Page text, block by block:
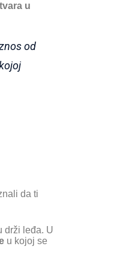
u
od
da ti
drži leđa. U
u kojoj se